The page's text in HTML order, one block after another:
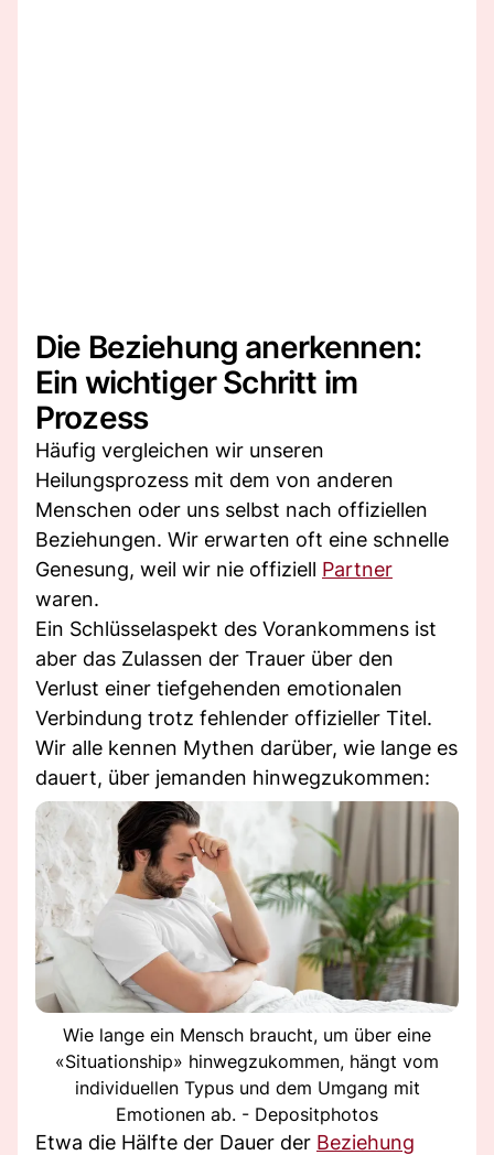
Die Beziehung anerkennen:
Ein wichtiger Schritt im
Prozess
Häufig vergleichen wir unseren
Heilungsprozess mit dem von anderen
Menschen oder uns selbst nach offiziellen
Beziehungen. Wir erwarten oft eine schnelle
Genesung, weil wir nie offiziell Partner
waren.
Ein Schlüsselaspekt des Vorankommens ist
aber das Zulassen der Trauer über den
Verlust einer tiefgehenden emotionalen
Verbindung trotz fehlender offizieller Titel.
Wir alle kennen Mythen darüber, wie lange es
dauert, über jemanden hinwegzukommen:
Wie lange ein Mensch braucht, um über eine
«Situationship» hinwegzukommen, hängt vom
individuellen Typus und dem Umgang mit
Emotionen ab. - Depositphotos
Etwa die Hälfte der Dauer der Beziehung